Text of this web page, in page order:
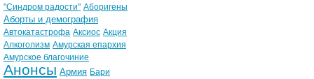
"Синдром радости" Аборигены
Аборты и демография
Автокатастрофа Аксиос Акция
Алкоголизм Амурская епархия
Амурское благочиние
Анонсы Армия Бари